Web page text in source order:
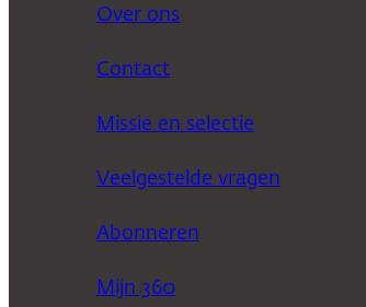
Over ons
Contact
Missie en selectie
Veelgestelde vragen
Abonneren
Mijn 360